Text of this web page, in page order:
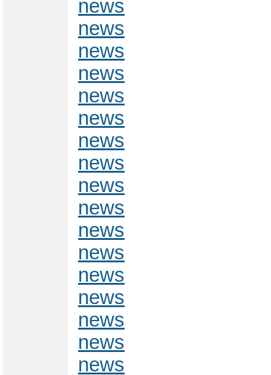
news
news
news
news
news
news
news
news
news
news
news
news
news
news
news
news
news